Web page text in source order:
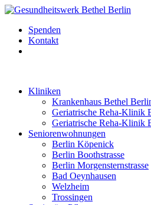
Zum
springenSpenden
Kontakt
Kliniken
Krankenhaus Bethel
Geriatrische Reha-Klinik
Geriatrische Reha-Klinik
Seniorenwohnungen
Berlin Köpenick
Berlin Boothstrasse
Berlin Morgensternstrasse
Bad Oeynhausen
Welzheim
Trossingen